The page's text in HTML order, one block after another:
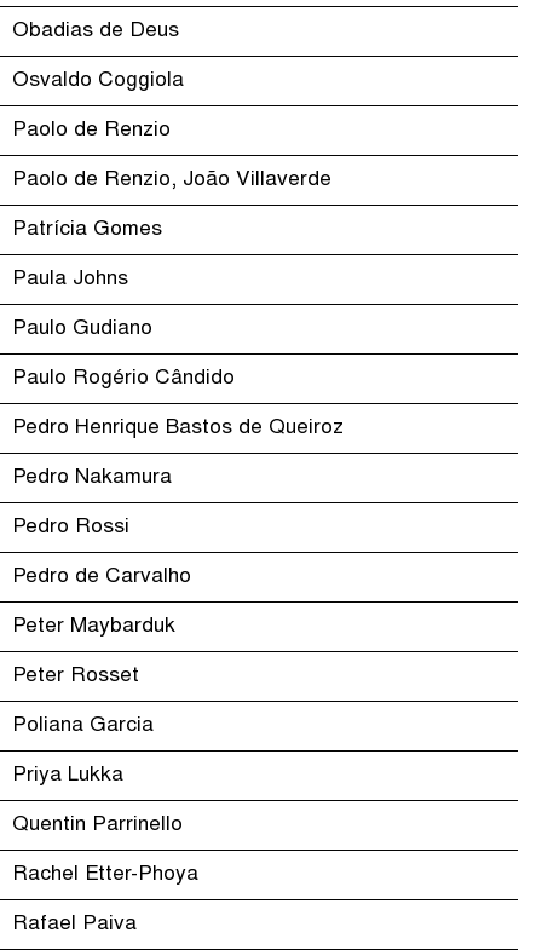
Obadias de Deus
Osvaldo Coggiola
Paolo de Renzio
Paolo de Renzio, João Villaverde
Patrícia Gomes
Paula Johns
Paulo Gudiano
Paulo Rogério Cândido
Pedro Henrique Bastos de Queiroz
Pedro Nakamura
Pedro Rossi
Pedro de Carvalho
Peter Maybarduk
Peter Rosset
Poliana Garcia
Priya Lukka
Quentin Parrinello
Rachel Etter-Phoya
Rafael Paiva